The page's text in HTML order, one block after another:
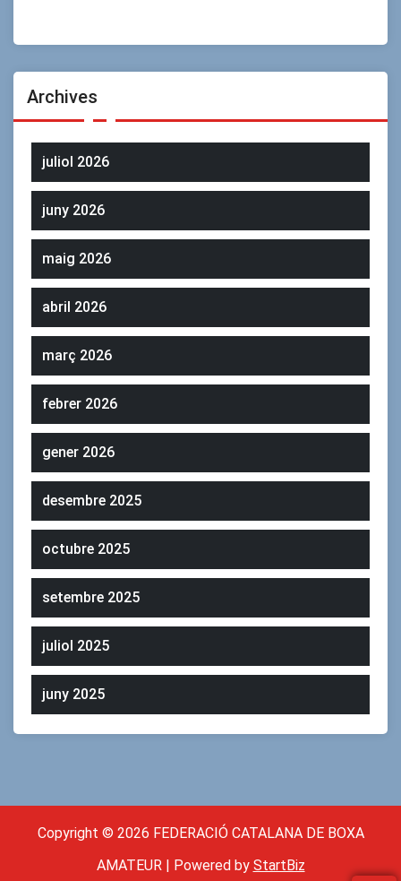
Archives
juliol 2026
juny 2026
maig 2026
abril 2026
març 2026
febrer 2026
gener 2026
desembre 2025
octubre 2025
setembre 2025
juliol 2025
juny 2025
Copyright © 2026 FEDERACIÓ CATALANA DE BOXA
AMATEUR | Powered by StartBiz